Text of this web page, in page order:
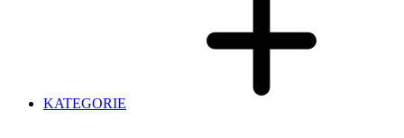
KATEGORIE